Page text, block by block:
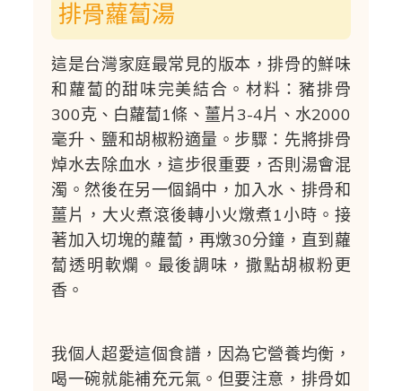
排骨蘿蔔湯
這是台灣家庭最常見的版本，排骨的鮮味
和蘿蔔的甜味完美結合。材料：豬排骨
300克、白蘿蔔1條、薑片3-4片、水2000
毫升、鹽和胡椒粉適量。步驟：先將排骨
焯水去除血水，這步很重要，否則湯會混
濁。然後在另一個鍋中，加入水、排骨和
薑片，大火煮滾後轉小火燉煮1小時。接
著加入切塊的蘿蔔，再燉30分鐘，直到蘿
蔔透明軟爛。最後調味，撒點胡椒粉更
香。
我個人超愛這個食譜，因為它營養均衡，
喝一碗就能補充元氣。但要注意，排骨如